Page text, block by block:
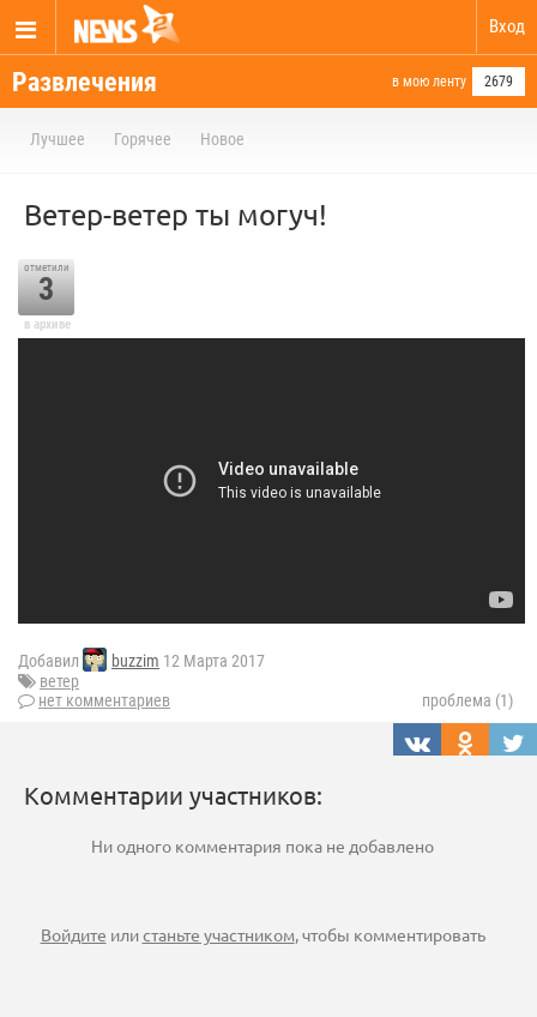
Вход
Развлечения в мою ленту 2679
Лучшее Горячее Новое
Ветер-ветер ты могуч!
отметили
3
в архиве
Добавил buzzim 12 Марта 2017
ветер
нет комментариев
проблема (1)
Комментарии участников:
Ни одного комментария пока не добавлено
Войдите илистаньте участником, чтобы комментировать